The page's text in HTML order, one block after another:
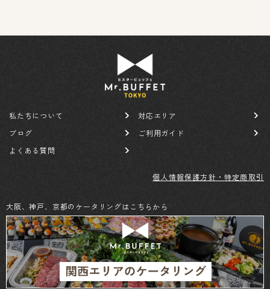
私たちについて
対応エリア
ブログ
ご利用ガイド
よくある質問
個人情報保護方針・特定商取引
大阪、神戸、京都のケータリングはこちらから